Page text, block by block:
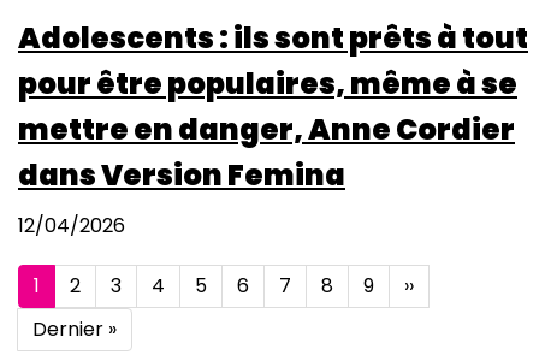
Adolescents : ils sont prêts à tout
pour être populaires, même à se
mettre en danger, Anne Cordier
dans Version Femina
12/04/2026
Pagination
Page
courante
1 Page
2 Page
3 Page
4 Page
5 Page
6 Page
7 Page
8 Page
9
Page
suivante
››
Dernière
Dernier »